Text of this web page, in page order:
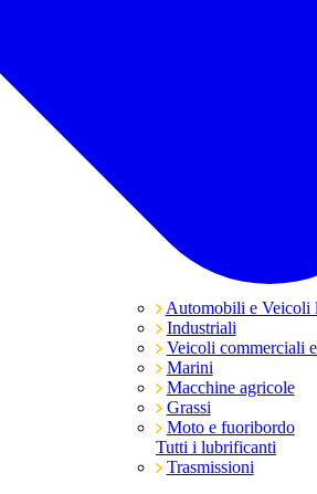
Automobili e Veicoli
Industriali
Veicoli commerciali
Marini
Macchine agricole
Grassi
Moto e fuoribordo
Tutti i lubrificanti
Trasmissioni